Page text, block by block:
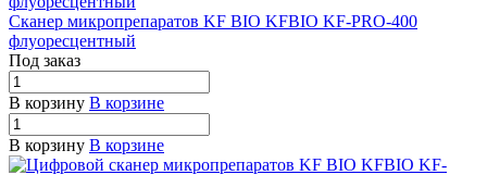
Сканер микропрепаратов KF BIO KFBIO KF-PRO-400
флуоресцентный
Под заказ
В корзину В корзине
В корзину В корзине